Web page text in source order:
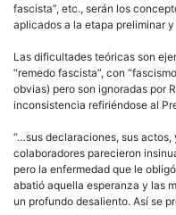
fascista”, etc., serán los
aplicados a la etapa preliminar
Las dificultades teóricas son
“remedo fascista”, con
obvias) pero son ignoradas por
inconsistencia refiriéndose al
“…sus declaraciones, sus
colaboradores parecieron
pero la enfermedad que le
abatió aquella esperanza y las
un profundo desaliento. Así se